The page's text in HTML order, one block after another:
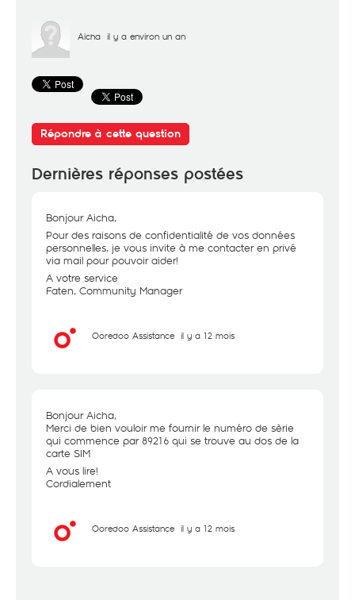
Aicha il y a environ un an
Répondre à cette question
Dernières réponses postées
Bonjour Aicha,
Pour des raisons de confidentialité de vos données
personnelles, je vous invite à me contacter en privé
via mail pour pouvoir aider!
A votre service
Faten, Community Manager
Ooredoo Assistance il y a 12 mois
Bonjour Aicha,
Merci de bien vouloir me fournir le numéro de sèrie
qui commence par 89216 qui se trouve au dos de la
carte SIM
A vous lire!
Cordialement
Ooredoo Assistance il y a 12 mois